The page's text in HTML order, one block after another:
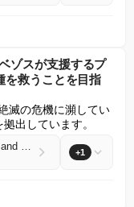
ゾスが支援するプ
を救うことを目指
滅の危機に瀕してい
出しています。
Project backed by Leonardo DiCaprio and Jeff Bezos aims to save 100 critically endangered species +1